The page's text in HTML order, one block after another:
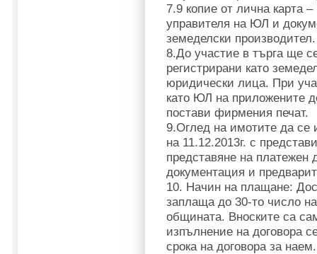
7.9 копие от лична карта
управителя на ЮЛ и
земеделски производител.
8.До участие в търга ще
регистрирани като
юридически лица. При
като ЮЛ на приложените
постави фирмения печат.
9.Оглед на имотите да се
на 11.12.2013г. с
представяне на платежен
документация и
10. Начин на плащане:
заплаща до 30-то число
общината. Вноските са
изпълнение на договора
срока на договора за наем.